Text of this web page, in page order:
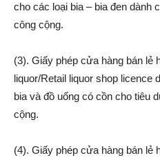
cho các loại bia – bia đen dành
công cộng.
(3). Giấy phép cửa hàng bán lẻ
liquor/Retail liquor shop licence
bia và đồ uống có cồn cho tiêu
cộng.
(4). Giấy phép cửa hàng bán lẻ